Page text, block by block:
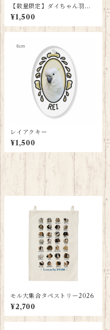
【数量限定】ダイちゃん羽ボ
ールペン
¥1,500
レイアクキー
¥1,500
モル大集合タペストリー2026
¥2,700